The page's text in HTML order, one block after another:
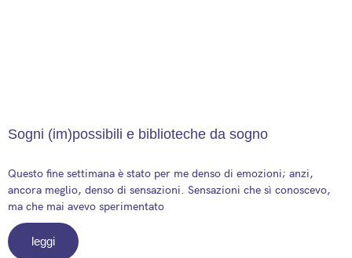
Sogni (im)possibili e biblioteche da sogno
Questo fine settimana è stato per me denso di emozioni; anzi,
ancora meglio, denso di sensazioni. Sensazioni che sì conoscevo,
ma che mai avevo sperimentato
leggi